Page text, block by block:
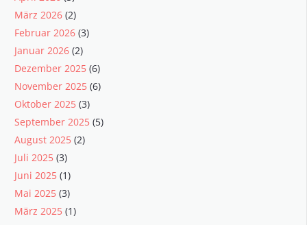
März 2026 (2)
Februar 2026 (3)
Januar 2026 (2)
Dezember 2025 (6)
November 2025 (6)
Oktober 2025 (3)
September 2025 (5)
August 2025 (2)
Juli 2025 (3)
Juni 2025 (1)
Mai 2025 (3)
März 2025 (1)